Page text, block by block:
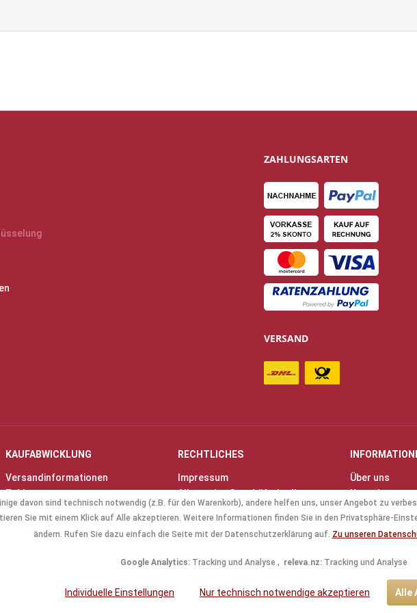
ZAHLUNGSARTEN
VERSAND
KAUFABWICKLUNG
Versandinformationen
Zahlungsarten
Widerrufsrecht
RECHTLICHES
Impressum
Allgemeine Geschäftsbedingungen
(AGB)
Batterieverordnung
Über uns
Kontakt
Anfahrt &
Mollenhauer
Küng
* Alle Preise inkl. gesetzl. Mehrwertsteuer zzgl.Versandkostenund ggf. Nachnahmegebühren, wenn
davon sind technisch notwendig (z.B. für den Warenkorb), andere helfen uns, unser Angebot zu
Sie mit einem Klick auf Alle akzeptieren. Weitere Informationen finden Sie in den Privatsphäre-
ändern. Rufen Sie dazu einfach die Seite mit der Datenschutzerklärung auf. Zu unseren
Google Analytics: Tracking und Analyse , releva.nz: Tracking und Analyse
Individuelle Einstellungen Nur technisch notwendige akzeptieren Alle